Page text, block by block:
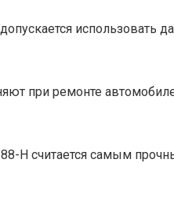
использовать
при ремонте
Н считается самым